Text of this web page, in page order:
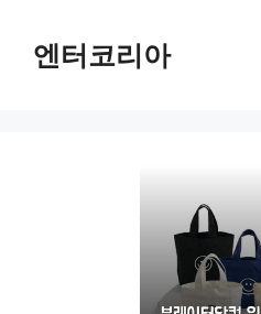
엔터코리아